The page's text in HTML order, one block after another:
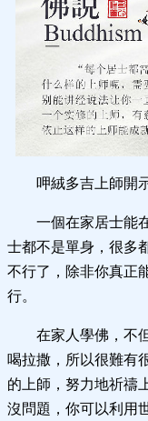
呷絨多吉上師開
一個在家居士能
士都不是單身，很多
不行了，除非你真正
行。
在家人學佛，不
喝拉撒，所以很難有
的上師，努力地祈禱
沒問題，你可以利用